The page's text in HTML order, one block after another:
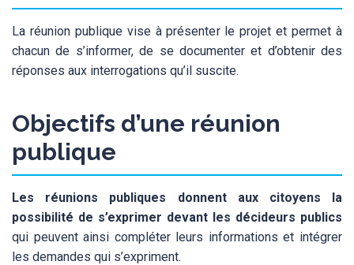
La réunion publique vise à présenter le projet et permet à
chacun de s’informer, de se documenter et d’obtenir des
réponses aux interrogations qu’il suscite.
Objectifs d’une réunion
publique
Les réunions publiques donnent aux citoyens la
possibilité de s’exprimer devant les décideurs publics
qui peuvent ainsi compléter leurs informations et intégrer
les demandes qui s’expriment.